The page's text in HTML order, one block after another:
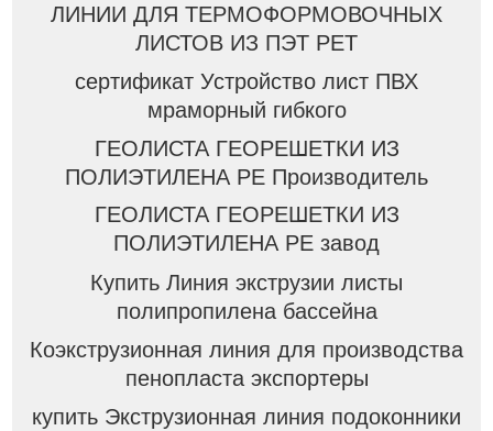
ЛИНИИ ДЛЯ ТЕРМОФОРМОВОЧНЫХ
ЛИСТОВ ИЗ ПЭТ PET
сертификат Устройство лист ПВХ
мраморный гибкого
ГЕОЛИСТА ГЕОРЕШЕТКИ ИЗ
ПОЛИЭТИЛЕНА PE Производитель
ГЕОЛИСТА ГЕОРЕШЕТКИ ИЗ
ПОЛИЭТИЛЕНА PE завод
Купить Линия экструзии листы
полипропилена бассейна
Коэкструзионная линия для производства
пенопласта экспортеры
купить Экструзионная линия подоконники